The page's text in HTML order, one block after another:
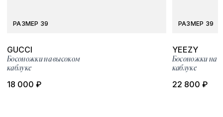
РАЗМЕР 39
GUCCI
Босоножки на высоком
каблуке
18 000 ₽
РАЗМЕР 39
YEEZY
Босоножки на
каблуке
22 800 ₽